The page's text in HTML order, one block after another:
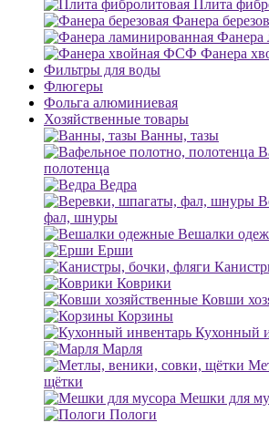
Плита
Фанера
Фанера
Фанера
Фильтры для воды
Флюгеры
Фольга алюминиевая
Хозяйственные товары
Ванны, тазы
полотенца
Ведра
фал, шнуры
Вешалки
Ерши
Коврики
Ковши
Корзины
Кухонный
Марля
щётки
Мешки для
Пологи